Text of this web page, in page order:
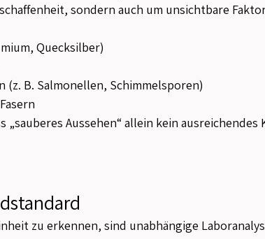
sondern auch um unsichtbare
Quecksilber)
B. Salmonellen, Schimmelsporen)
„sauberes Aussehen“ allein kein ausreichendes
zu erkennen, sind unabhängige